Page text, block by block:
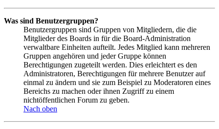
Was sind Benutzergruppen?
Benutzergruppen sind Gruppen von Mitgliedern, die die
Mitglieder des Boards in für die Board-Administration
verwaltbare Einheiten aufteilt. Jedes Mitglied kann mehreren
Gruppen angehören und jeder Gruppe können
Berechtigungen zugeteilt werden. Dies erleichtert es den
Administratoren, Berechtigungen für mehrere Benutzer auf
einmal zu ändern und sie zum Beispiel zu Moderatoren eines
Bereichs zu machen oder ihnen Zugriff zu einem
nichtöffentlichen Forum zu geben.
Nach oben